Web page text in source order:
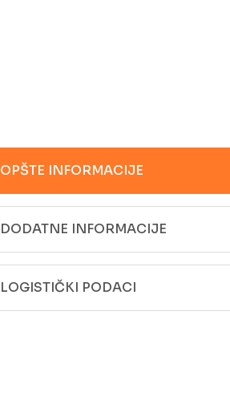
OPŠTE INFORMACIJE
DODATNE INFORMACIJE
LOGISTIČKI PODACI